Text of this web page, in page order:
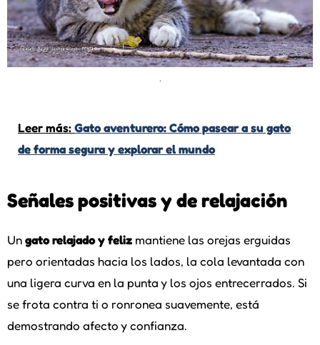
.
Leer más:Gato aventurero: Cómo pasear a su gato
de forma segura y explorar el mundo
Señales positivas y de relajación
Ungato relajado y feliz mantiene las orejas erguidas
pero orientadas hacia los lados, la cola levantada con
una ligera curva en la punta y los ojos entrecerrados. Si
se frota contra ti o ronronea suavemente, está
demostrando afecto y confianza.